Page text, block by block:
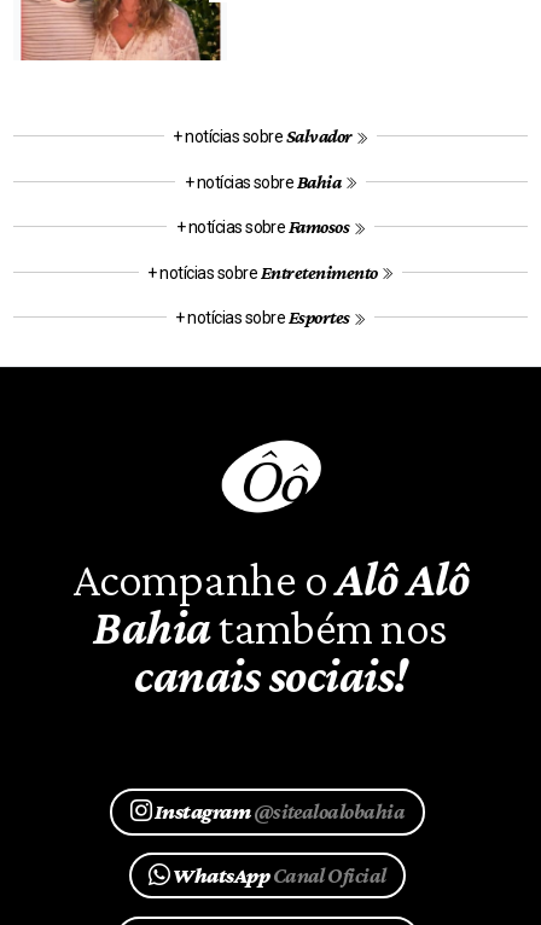
+ notícias sobreSalvador
+ notícias sobre Bahia
+ notícias sobre Famosos
+ notícias sobre Entretenimento
+ notícias sobre Esportes
Acompanhe oAlô Alô
Bahiatambém nos
canais sociais!
Instagram@sitealoalobahia
WhatsAppCanal Oficial